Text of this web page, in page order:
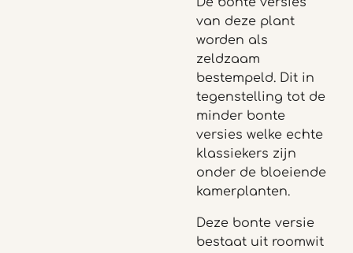
van deze plant
worden als
zeldzaam
bestempeld. Dit in
tegenstelling tot de
minder bonte
versies welke echte
klassiekers zijn
onder de bloeiende
kamerplanten.
Deze bonte versie
bestaat uit roomwit